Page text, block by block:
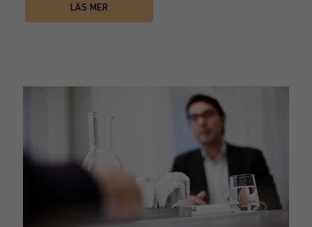
LÄS MER